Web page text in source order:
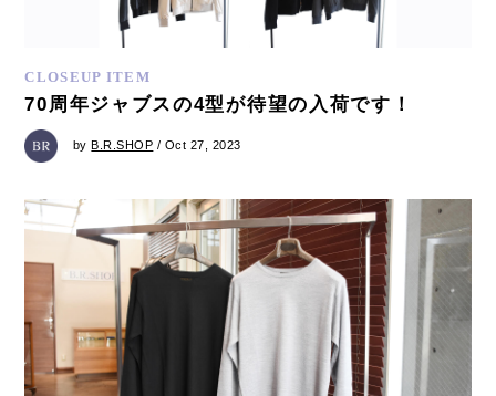
CLOSEUP ITEM
70周年ジャブスの4型が待望の入荷です！
by B.R.SHOP / Oct 27, 2023